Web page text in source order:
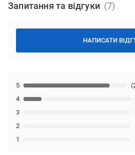
Запитання та відгуки
НАПИСАТИ
1
2
3
4
5